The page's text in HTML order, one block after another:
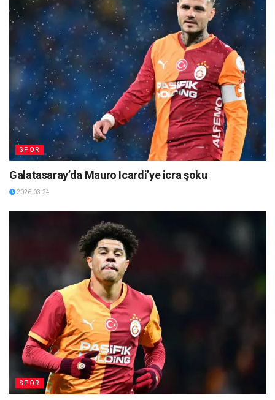
SPOR
Galatasaray’da Mauro Icardi’ye icra şoku
2026-03-24
SPOR